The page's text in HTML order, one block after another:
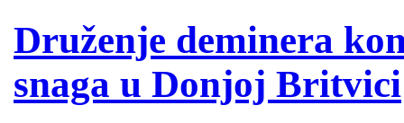
Druženje deminera
snaga u Donjoj Britvici